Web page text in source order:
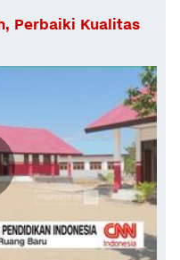
Perbaiki Kualitas